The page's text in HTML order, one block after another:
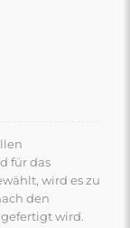
für das
wird es zu
den
wird.